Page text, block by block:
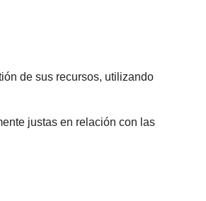
de sus recursos, utilizando
justas en relación con las